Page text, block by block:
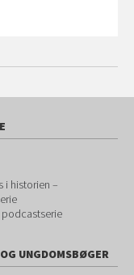
i historien –
UNGDOMSBØGER